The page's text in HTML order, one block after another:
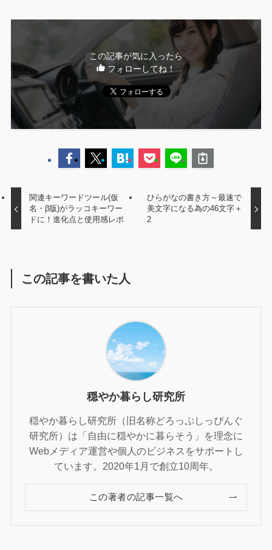
この記事が気に入ったら
フォローしてね！
関連キーワードツール(仮
名・β版)がラッコキーワー
ドに！進化点と使用感レポ
ひらがなの書き方～最速で
美文字になる為の46文字＋
2
この記事を書いた人
穏やか暮らし研究所
穏やか暮らし研究所（旧名称どろっぷしっぴんぐ
研究所）は「自由に穏やかに暮らそう」を理念に
Webメディア運営や個人のビジネスをサポートし
ています。2020年1月で創立10周年。
この著者の記事一覧へ